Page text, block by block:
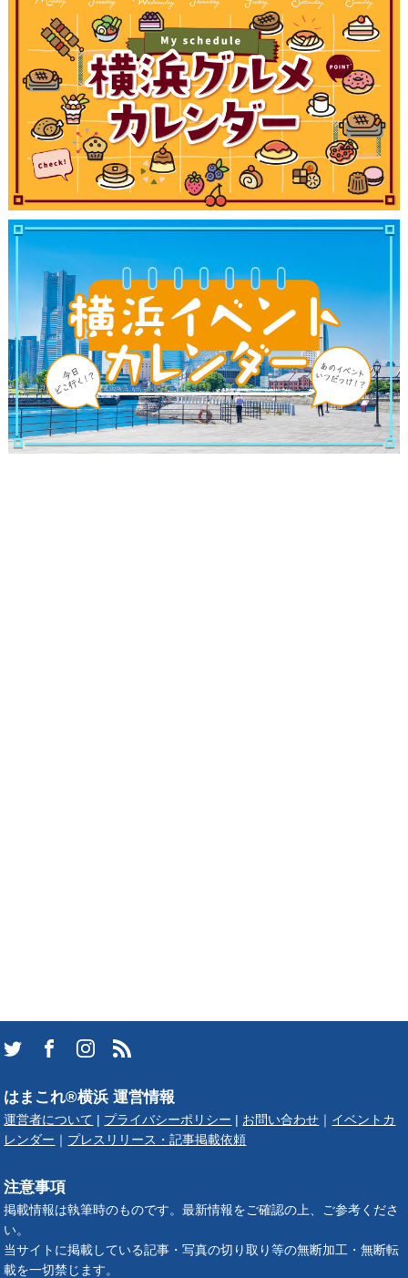
はまこれ®横浜 運営情報
運営者について | プライバシーポリシー | お問い合わせ ｜ イベントカ
レンダー ｜ プレスリリース・記事掲載依頼
注意事項
掲載情報は執筆時のものです。最新情報をご確認の上、ご参考くださ
い。
当サイトに掲載している記事・写真の切り取り等の無断加工・無断転
載を一切禁じます。